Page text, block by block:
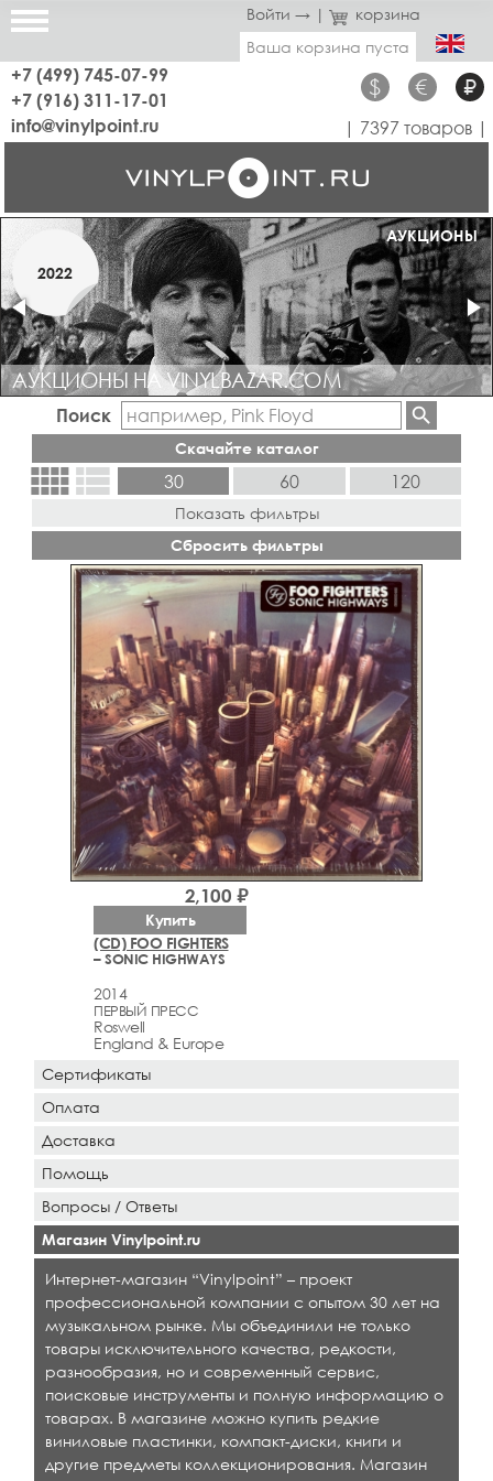
Войти → |
корзина
Ваша корзина пуста
+7 (499) 745-07-99
+7 (916) 311-17-01
$ € ₽
info@vinylpoint.ru | 7397 товаров |
МАГАЗИН ОТКРЫТ
МАРТ
2019
АУКЦИОНЫ
2022
АУКЦИОНЫ НА VINYLBAZAR.COM
Поиск
Скачайте каталог
view_comfyview_list 30 60 120
Показать фильтры
Сбросить фильтры
(CD) FOO FIGHTERS
– SONIC HIGHWAYS
2014
ПЕРВЫЙ ПРЕСС
Roswell
England & Europe
2,100 ₽
Купить
Сертификаты
Оплата
Доставка
Помощь
Вопросы / Ответы
Магазин Vinylpoint.ru
Интернет-магазин “Vinylpoint” – проект
профессиональной компании с опытом 30 лет на
музыкальном рынке. Мы объединили не только
товары исключительного качества, редкости,
разнообразия, но и современный сервис,
поисковые инструменты и полную информацию о
товарах. В магазине можно купить редкие
виниловые пластинки, компакт-диски, книги и
другие предметы коллекционирования. Магазин